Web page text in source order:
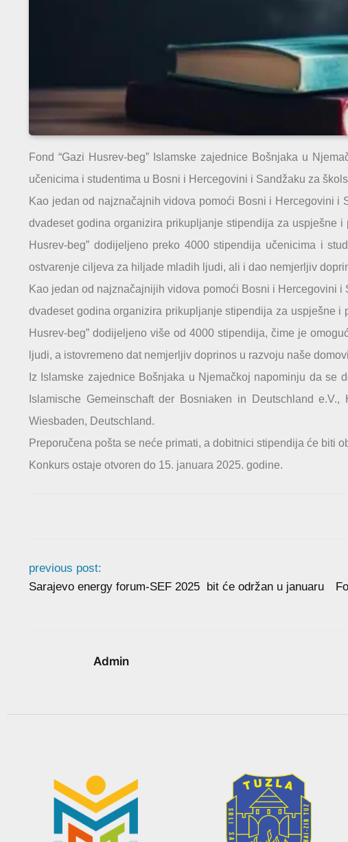
Fond “Gazi Husrev-beg” Islamske zajednice Bošnjaka u
učenicima i studentima u Bosni i Hercegovini i Sandžaku za
Kao jedan od najznačajnih vidova pomoći Bosni i Hercegovini
dvadeset godina organizira prikupljanje stipendija za uspješne
Husrev-beg” dodijeljeno preko 4000 stipendija učenicima i
ostvarenje ciljeva za hiljade mladih ljudi, ali i dao nemjerljiv
Kao jedan od najznačajnijih vidova pomoći Bosni i Hercegovini
dvadeset godina organizira prikupljanje stipendija za uspješne i
Husrev-beg” dodijeljeno više od 4000 stipendija, čime je
ljudi, a istovremeno dat nemjerljiv doprinos u razvoju naše
Iz Islamske zajednice Bošnjaka u Njemačkoj napominju da se
Islamische Gemeinschaft der Bosniaken in Deutschland
Wiesbaden, Deutschland.
Preporučena pošta se neće primati, a dobitnici stipendija će biti
Konkurs ostaje otvoren do 15. januara 2025. godine.
previous post:
Sarajevo energy forum-SEF 2025 bit će održan u januaru
Admin